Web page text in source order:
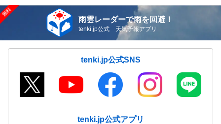
雨雲レーダーで雨を回避！
tenki.jp公式 天気予報アプリ
tenki.jp公式SNS
tenki.jp公式アプリ